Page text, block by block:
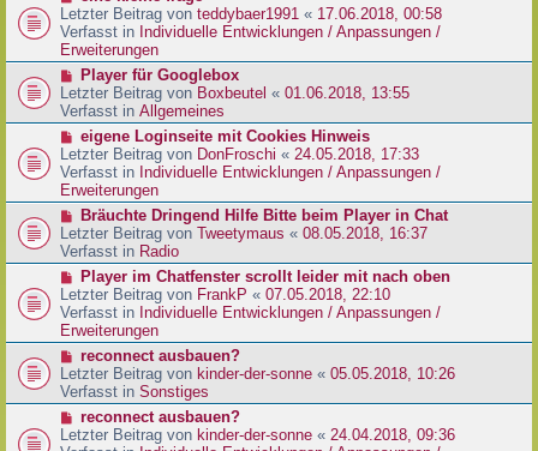
a
g
B
e
i
t
a
g
e
u
e
r
B
e
i
r
a
g
Letzter Beitrag von teddybaer1991 « 17.06.2018, 00:58
Verfasst in Individuelle Entwicklungen / Anpassungen /
Erweiterungen
N
e
u
e
r
B
e
i
r
a
g
Player für Googlebox
Letzter Beitrag von Boxbeutel « 01.06.2018, 13:55
Verfasst in Allgemeines
N
e
u
e
r
B
e
i
r
a
g
eigene Loginseite mit Cookies Hinweis
Letzter Beitrag von DonFroschi « 24.05.2018, 17:33
Verfasst in Individuelle Entwicklungen / Anpassungen /
Erweiterungen
N
e
u
e
r
B
e
i
r
a
g
Bräuchte Dringend Hilfe Bitte beim Player in Chat
Letzter Beitrag von Tweetymaus « 08.05.2018, 16:37
Verfasst in Radio
N
e
u
e
r
B
e
i
r
Player im Chatfenster scrollt leider mit nach oben
Letzter Beitrag von FrankP « 07.05.2018, 22:10
Verfasst in Individuelle Entwicklungen / Anpassungen /
Erweiterungen
N
e
u
e
r
B
reconnect ausbauen?
Letzter Beitrag von kinder-der-sonne « 05.05.2018, 10:26
Verfasst in Sonstiges
N
e
reconnect ausbauen?
Letzter Beitrag von kinder-der-sonne « 24.04.2018, 09:36